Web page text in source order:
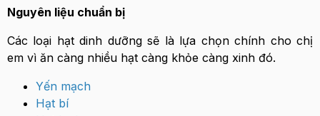
Nguyên liệu chuẩn bị
Các loại hạt dinh dưỡng sẽ là lựa chọn chính cho chị
em vì ăn càng nhiều hạt càng khỏe càng xinh đó.
Yến mạch
Hạt bí